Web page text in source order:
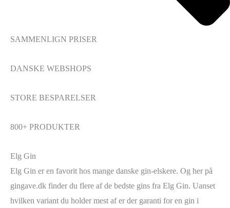
SAMMENLIGN PRISER
DANSKE WEBSHOPS
STORE BESPARELSER
800+ PRODUKTER
Elg Gin
Elg Gin er en favorit hos mange danske gin-elskere. Og her på
gingave.dk finder du flere af de bedste gins fra Elg Gin. Uanset
hvilken variant du holder mest af er der garanti for en gin i